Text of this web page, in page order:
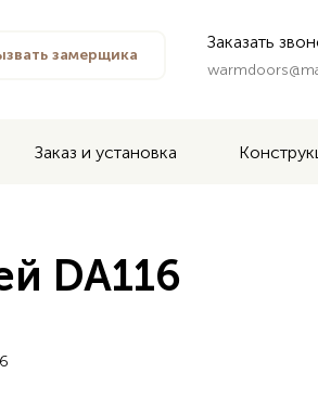
замерщика
Заказать
Заказ и установка
DA116